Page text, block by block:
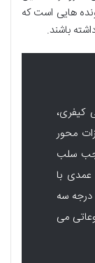
هایی است که
باشند.
کیفری،
محور
سلب
با
درجه سه
می